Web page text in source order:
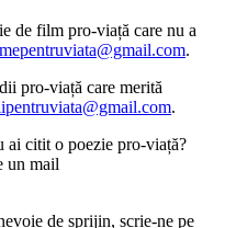
de film pro-viață care nu a
.
pro-viață care merită
.
ai citit o poezie pro-viață?
un mail
de sprijin, scrie-ne pe